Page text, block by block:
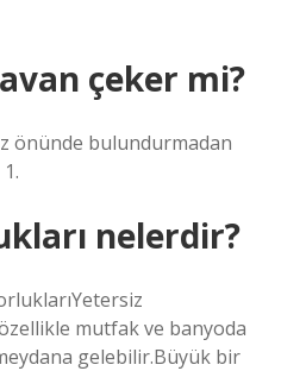
çeker mi?
önünde bulundurmadan
nelerdir?
mutfak ve banyoda
gelebilir.Büyük bir